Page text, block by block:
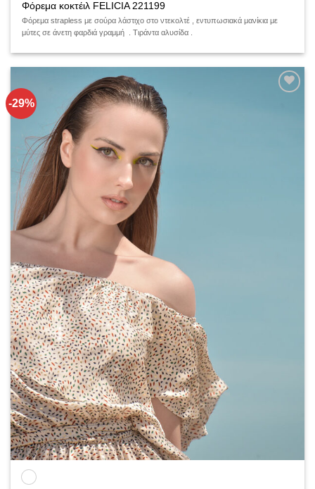
Φόρεμα κοκτέιλ FELICIA 221199
Φόρεμα strapless με σούρα λάστιχο στο ντεκολτέ , εντυπωσιακά μανίκια με
μύτες σε άνετη φαρδιά γραμμή . Tιράντα αλυσίδα .
-29%